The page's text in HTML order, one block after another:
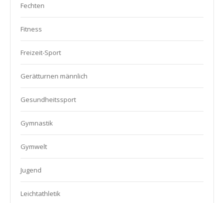
Fechten
Fitness
Freizeit-Sport
Gerätturnen männlich
Gesundheitssport
Gymnastik
Gymwelt
Jugend
Leichtathletik